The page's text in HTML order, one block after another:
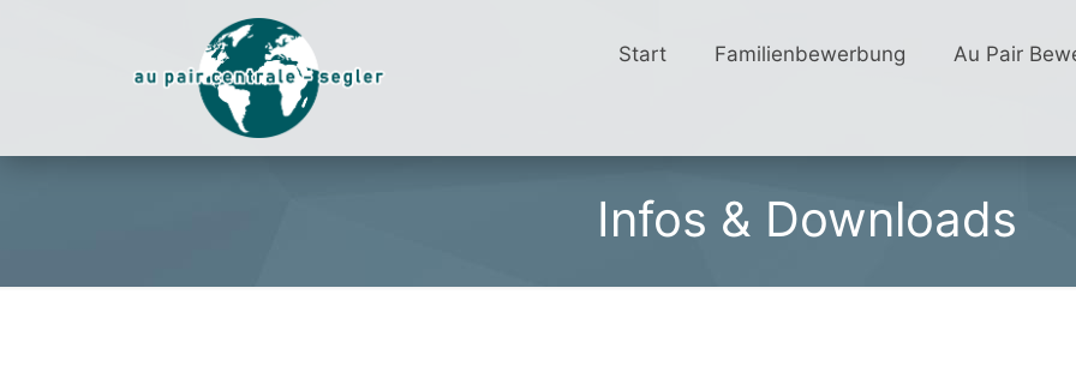
Start Familienbewerbung Au Pair
Infos & Downloads